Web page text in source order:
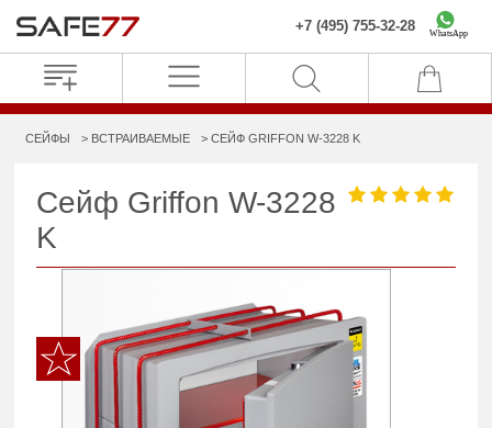
+7 (495) 755-32-28 WhatsApp
СЕЙФЫ ВСТРАИВАЕМЫЕ СЕЙФ GRIFFON W-3228 K
Сейф Griffon W-3228
K